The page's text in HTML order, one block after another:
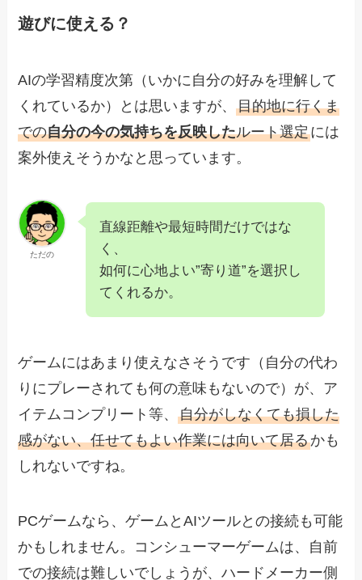
遊びに使える？
AIの学習精度次第（いかに自分の好みを理解して
くれているか）とは思いますが、目的地に行くま
での自分の今の気持ちを反映したルート選定には
案外使えそうかなと思っています。
ただの
直線距離や最短時間だけではな
く、
如何に心地よい”寄り道”を選択し
てくれるか。
ゲームにはあまり使えなさそうです（自分の代わ
りにプレーされても何の意味もないので）が、ア
イテムコンプリート等、自分がしなくても損した
感がない、任せてもよい作業には向いて居るかも
しれないですね。
PCゲームなら、ゲームとAIツールとの接続も可能
かもしれません。コンシューマーゲームは、自前
での接続は難しいでしょうが、ハードメーカー側